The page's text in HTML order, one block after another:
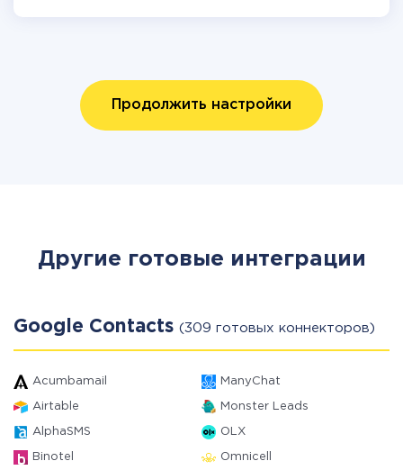
Продолжить настройки
Другие готовые интеграции
Google Contacts (309 готовых коннекторов)
Acumbamail ManyChat
Airtable Monster Leads
AlphaSMS OLX
Binotel Omnicell